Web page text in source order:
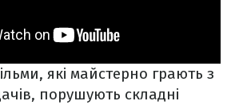
які майстерно грають з
порушують складні